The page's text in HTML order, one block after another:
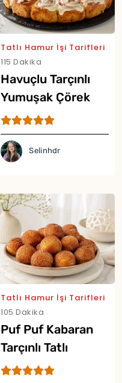
Tatlı Hamur İşi Tarifleri
115 Dakika
Havuçlu Tarçınlı
Yumuşak Çörek
Tarifi
Selinhdr
Tatlı Hamur İşi Tarifleri
105 Dakika
Puf Puf Kabaran
Tarçınlı Tatlı
Lokmalar Tarifi